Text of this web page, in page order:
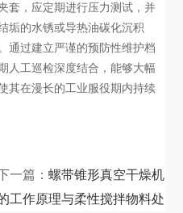
套，应定期进行压力测试，并
垢的水锈或导热油碳化沉积
通过建立严谨的预防性维护档
人工巡检深度结合，能够大幅
其在漫长的工业服役期内持续
一篇： 螺带锥形真空干燥机
工作原理与柔性搅拌物料处